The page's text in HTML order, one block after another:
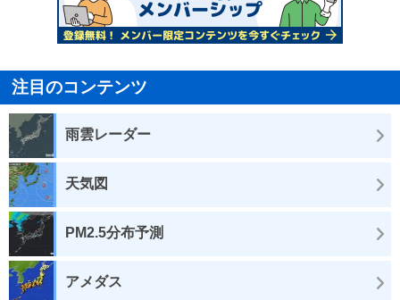
注目のコンテンツ
雨雲レーダー
天気図
PM2.5分布予測
アメダス